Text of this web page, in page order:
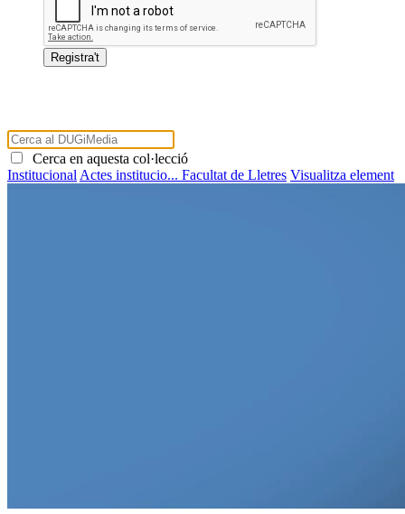
Cerca en aquesta col·lecció
Institucional Actes institucio... Facultat de Lletres Visualitza element